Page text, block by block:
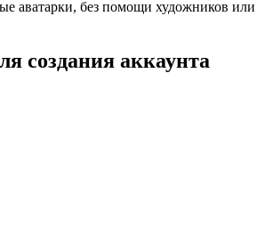
аватарки, без помощи художников или
создания аккаунта